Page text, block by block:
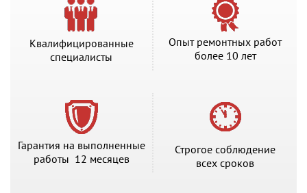
Квалифицированные
специалисты
Опыт ремонтных работ
более 10 лет
Гарантия на выполненные
работы 12 месяцев
Строгое соблюдение
всех сроков